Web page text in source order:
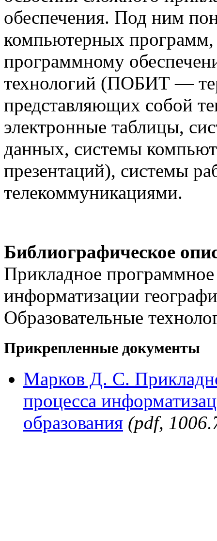
обеспечения. Под ним
компьютерных
программному
технологий (ПОБИТ —
представляющих собой
электронные таблицы,
данных, системы
презентаций), системы
телекоммуникациями.
Библиографическое
Прикладное программное
информатизации
Образовательные
Прикрепленные документы
Марков Д. С.
процесса
образования (pdf,